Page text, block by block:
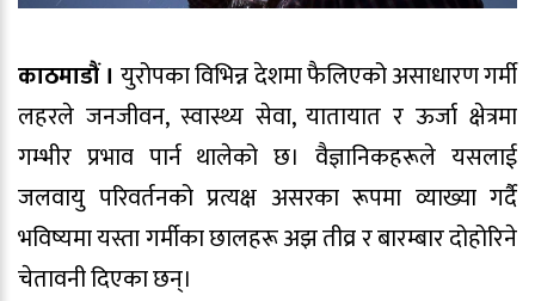
काठमाडौं ।युरोपका विभिन्न देशमा फैलिएको असाधारण गर्मी
लहरले जनजीवन, स्वास्थ्य सेवा, यातायात र ऊर्जा क्षेत्रमा
गम्भीर प्रभाव पार्न थालेको छ। वैज्ञानिकहरूले यसलाई
जलवायु परिवर्तनको प्रत्यक्ष असरका रूपमा व्याख्या गर्दै
भविष्यमा यस्ता गर्मीका छालहरू अझ तीव्र र बारम्बार दोहोरिने
चेतावनी दिएका छन्।